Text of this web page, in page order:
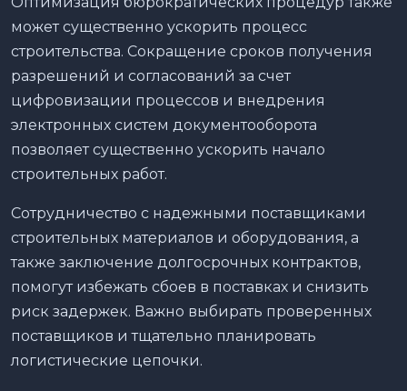
может существенно ускорить процесс
строительства. Сокращение сроков получения
разрешений и согласований за счет
цифровизации процессов и внедрения
электронных систем документооборота
позволяет существенно ускорить начало
строительных работ.
Сотрудничество с надежными поставщиками
строительных материалов и оборудования, а
также заключение долгосрочных контрактов,
помогут избежать сбоев в поставках и снизить
риск задержек. Важно выбирать проверенных
поставщиков и тщательно планировать
логистические цепочки.